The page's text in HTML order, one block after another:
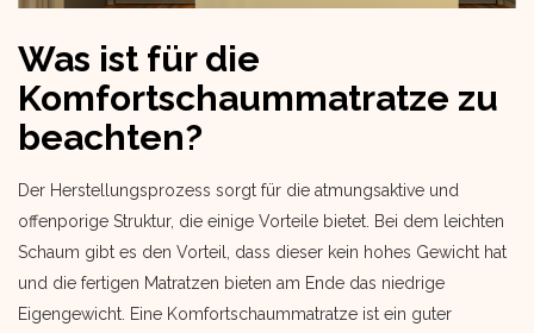
Was ist für die
Komfortschaummatratze zu
beachten?
Der Herstellungsprozess sorgt für die atmungsaktive und
offenporige Struktur, die einige Vorteile bietet. Bei dem leichten
Schaum gibt es den Vorteil, dass dieser kein hohes Gewicht hat
und die fertigen Matratzen bieten am Ende das niedrige
Eigengewicht. Eine Komfortschaummatratze ist ein guter